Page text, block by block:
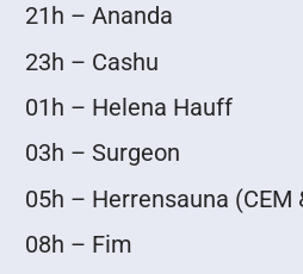
21h – Ananda
23h – Cashu
01h – Helena Hauff
03h – Surgeon
05h – Herrensauna (CEM
08h – Fim